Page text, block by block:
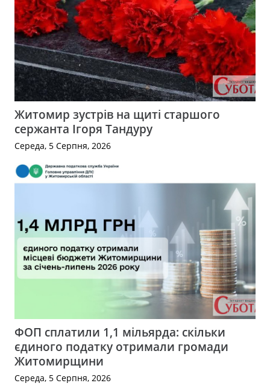
Житомир зустрів на щиті старшого
сержанта Ігоря Тандуру
Середа, 5 Серпня, 2026
ФОП сплатили 1,1 мільярда: скільки
єдиного податку отримали громади
Житомирщини
Середа, 5 Серпня, 2026